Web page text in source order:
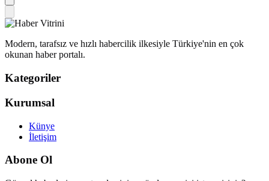
Modern, tarafsız ve hızlı habercilik ilkesiyle Türkiye'nin en çok
okunan haber portalı.
Kategoriler
Kurumsal
Künye
İletişim
Abone Ol